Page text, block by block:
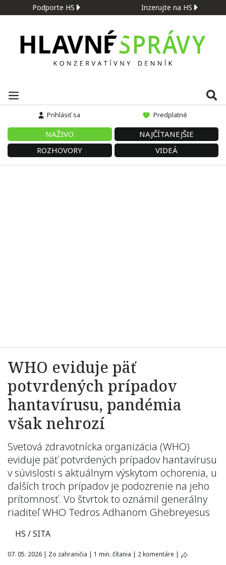
Podporte HS Inzerujte na HS
Prihlásiť sa Predplatné
NAŽIVO
NAJČÍTANEJŠIE
ROZHOVORY
VIDEÁ
WHO eviduje päť
potvrdených prípadov
hantavírusu, pandémia
však nehrozí
Svetová zdravotnícka organizácia (WHO)
eviduje päť potvrdených prípadov hantavírusu
v súvislosti s aktuálnym výskytom ochorenia, u
ďalších troch prípadov je podozrenie na jeho
prítomnosť. Vo štvrtok to oznámil generálny
riaditeľ WHO Tedros Adhanom Ghebreyesus
HS / SITA
07. 05. 2026 | Zo zahraničia | 1 min. čítania | 2 komentáre |